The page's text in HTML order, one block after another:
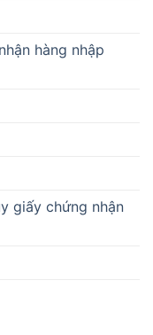
hàng nhập
giấy chứng nhận